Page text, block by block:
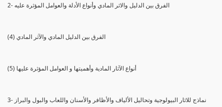
2- الفرق بين الدليل والاثر المادي وأنواع الأدلة والعوامل المؤثرة عليه
(4) الفرق بين الدليل المادي والآثر المادي
(5) أنواع الآثار المادية وأهميتها و العوامل المؤثرة عليها
3- نماذج للاثار البيولوجية وتحاليل الألياف والأظافر والأسنان واللعاب والبول والبراز